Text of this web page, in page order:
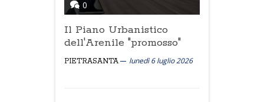
0
Il Piano Urbanistico
dell'Arenile "promosso"
PIETRASANTA lunedì 6 luglio 2026